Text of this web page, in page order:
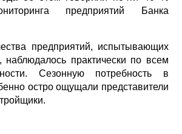
предприятий Банка
предприятий, испытывающих
наблюдалось практически по всем
Сезонную потребность в
остро ощущали представители